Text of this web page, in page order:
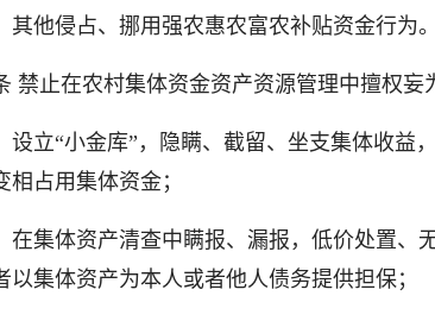
侵占、挪用强农惠农富农补贴资金行为。
止在农村集体资金资产资源管理中擅权妄
“小金库”，隐瞒、截留、坐支集体收益
相占用集体资金；
体资产清查中瞒报、漏报，低价处置、
以集体资产为本人或者他人债务提供担保；